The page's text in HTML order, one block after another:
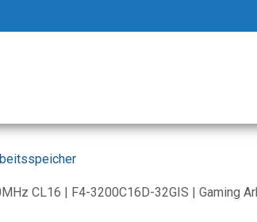
CL16 | F4-3200C16D-32GIS | Gaming